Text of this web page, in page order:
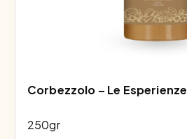
Corbezzolo – Le Esperienze
250gr